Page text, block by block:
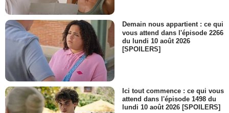
Demain nous appartient : ce qui
vous attend dans l'épisode 2266
du lundi 10 août 2026
[SPOILERS]
Ici tout commence : ce qui vous
attend dans l'épisode 1498 du
lundi 10 août 2026 [SPOILERS]